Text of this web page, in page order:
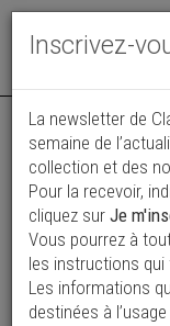
Annonce
LandRover
CH45064
41 950 €
2007 Berline 55
Inscrivez-
La newsletter de
semaine de
collection et des
Pour la recevoir,
cliquez sur Je
Vous pourrez à
les instructions qui
Les informations
destinées à